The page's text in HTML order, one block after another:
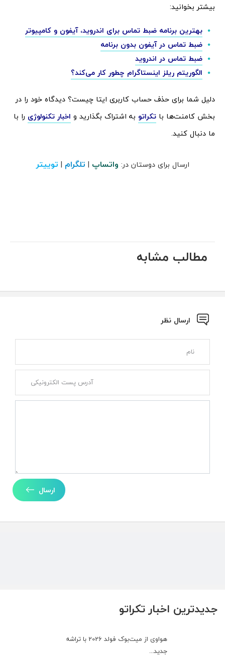
جدیدترین اخبار تکراتو
هواوی از میت‌بوک فولد 2026 با تراشه
جدید...
بیشتر بخوانید:
بهترین برنامه ضبط تماس برای اندروید، آیفون و کامپیوتر
ضبط تماس در آیفون بدون برنامه
ضبط تماس در اندروید
الگوریتم ریلز اینستاگرام چطور کار می‌کند؟
دلیل شما برای حذف حساب کاربری ایتا چیست؟ دیدگاه خود را در
بخش کامنت‌ها با تکراتو به اشتراک بگذارید و اخبار تکنولوژی را با
ما دنبال کنید.
ارسال برای دوستان در: واتساپ | تلگرام | توییتر
مطالب مشابه
ارسال نظر
ارسال